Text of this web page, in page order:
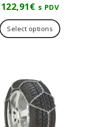
122,91€ s PDV
Select options